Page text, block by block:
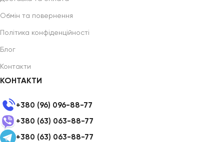
Обмін та повернення
Політика конфіденційності
Блог
Контакти
КОНТАКТИ
+380 (96) 096-88-77
+380 (63) 063-88-77
+380 (63) 063-88-77